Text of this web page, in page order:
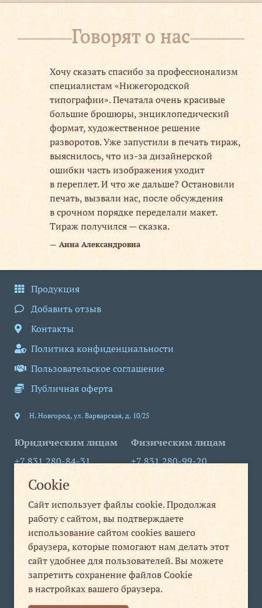
Cookie
Сайт использует файлы cookie. Продолжая
работу с сайтом, вы подтверждаете
использование сайтом cookies вашего
браузера, которые помогают нам делать этот
сайт удобнее для пользователей. Вы можете
запретить сохранение файлов Cookie
в настройках вашего браузера.
Говорят о нас
Хочу сказать спасибо за профессионализм
специалистам «Нижегородской
типографии». Печатала очень красивые
большие брошюры, энциклопедический
формат, художественное решение
разворотов. Уже запустили в печать тираж,
выяснилось, что из-за дизайнерской
ошибки часть изображения уходит
в переплет. И что же дальше? Остановили
печать, вызвали нас, после обсуждения
в срочном порядке переделали макет.
Тираж получился — сказка.
Анна Александровна
Продукция
Добавить отзыв
Контакты
Политика конфиденциальности
Пользовательское соглашение
Публичная оферта
Н. Новгород, ул. Варварская, д. 10/25
Юридическим лицам
+7 831 280-84-31
info@nt-nn.com
пн-пт 09:00-18:00
Физическим лицам
+7 831 280-99-20
print1@nt-nn.com
пн-пт 08:30-19:30
сб, вс выходной
Мы в соцсетях
Мы
ВКонтакте